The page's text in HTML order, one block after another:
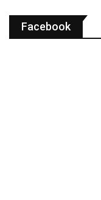
Facebook